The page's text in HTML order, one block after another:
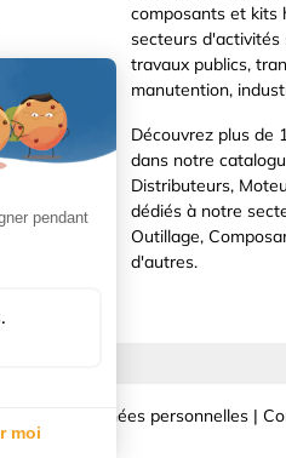
composants et kits
secteurs d'activités
travaux publics,
manutention,
Découvrez plus de
dans notre
Distributeurs,
dédiés à notre
Outillage,
d'autres.
Données personnelles |